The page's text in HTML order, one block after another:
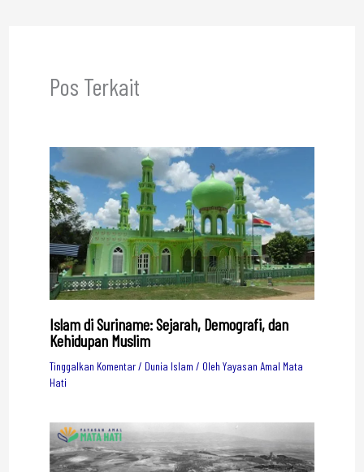
Pos Terkait
Islam di Suriname: Sejarah, Demografi, dan
Kehidupan Muslim
Tinggalkan Komentar/ Dunia Islam / Oleh Yayasan Amal Mata
Hati